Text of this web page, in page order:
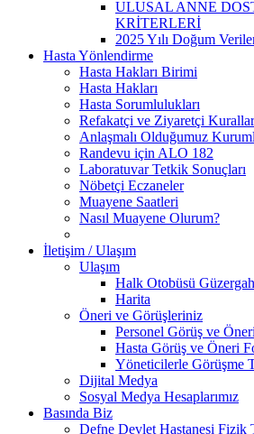
ULUSAL ANNE
KRİTERLERİ
2025 Yılı Doğum
Hasta Yönlendirme
Hasta Hakları Birimi
Hasta Hakları
Hasta Sorumlulukları
Refakatçi ve Ziyaretçi
Anlaşmalı Olduğumuz
Randevu için ALO 182
Laboratuvar Tetkik Sonuçları
Nöbetçi Eczaneler
Muayene Saatleri
Nasıl Muayene Olurum?
İletişim / Ulaşım
Ulaşım
Halk Otobüsü
Harita
Öneri ve Görüşleriniz
Personel Görüş ve
Hasta Görüş ve Öneri
Yöneticilerle Görüşme
Dijital Medya
Sosyal Medya Hesaplarımız
Basında Biz
Defne Devlet Hastanesi Fizik